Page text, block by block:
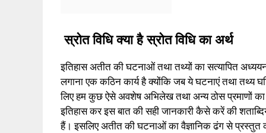
स्रोत विधि क्या है स्रोत विधि का अर्थ
इतिहास अतीत की घटनाओं तथा तथ्यों का सत्यापित
लगाना एक कठिन कार्य है क्योंकि जब ये घटनाएं तथा
लिए हम कुछ ऐसे अवशेष अभिलेख तथा अन्य ठोस प्रमाणों का
इतिहास कर इस बात की सही जानकारी कैसे करें की
हैं। इसलिए अतीत की घटनाओं का वैज्ञानिक ढंग से